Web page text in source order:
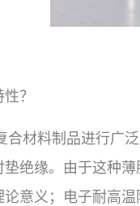
？
合材料制品进行广
绝缘。由于这种
意义；电子耐高